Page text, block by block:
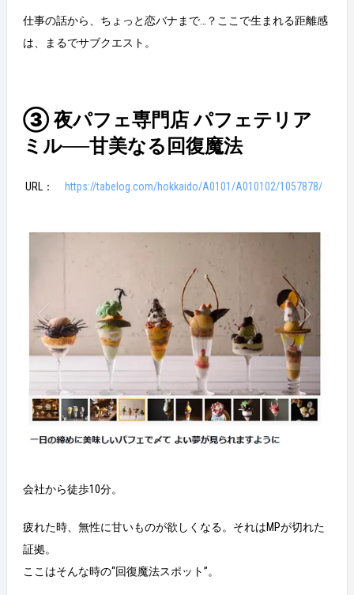
仕事の話から、ちょっと恋バナまで…？ここで生まれる距離感
は、まるでサブクエスト。
③ 夜パフェ専門店 パフェテリア
ミル──甘美なる回復魔法
URL： https://tabelog.com/hokkaido/A0101/A010102/1057878/
会社から徒歩10分。
疲れた時、無性に甘いものが欲しくなる。それはMPが切れた
証拠。
ここはそんな時の“回復魔法スポット”。